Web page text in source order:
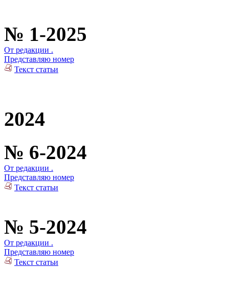
№ 1-2025
От редакции .
Представляю номер
Текст статьи
2024
№ 6-2024
От редакции .
Представляю номер
Текст статьи
№ 5-2024
От редакции .
Представляю номер
Текст статьи